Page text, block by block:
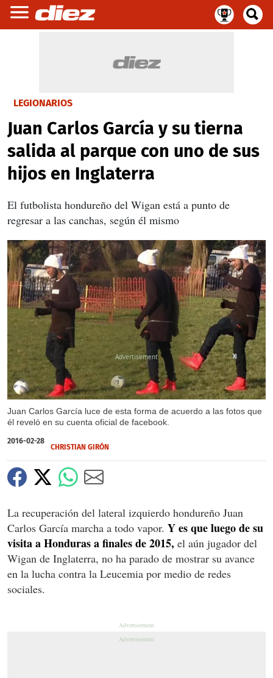
LEGIONARIOS
Juan Carlos García y su tierna
salida al parque con uno de sus
hijos en Inglaterra
El futbolista hondureño del Wigan está a punto de
regresar a las canchas, según él mismo
Juan Carlos García luce de esta forma de acuerdo a las fotos que
él reveló en su cuenta oficial de facebook.
X
X
2016-02-28
CHRISTIAN GIRÓN
La recuperación del lateral izquierdo hondureño Juan
Carlos García marcha a todo vapor. Y es que luego de su
visita a Honduras a finales de 2015, el aún jugador del
Wigan de Inglaterra, no ha parado de mostrar su avance
en la lucha contra la Leucemia por medio de redes
sociales.